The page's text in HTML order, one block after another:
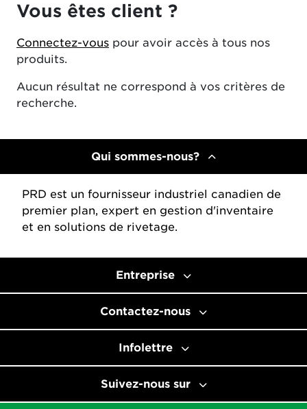
Vous êtes client ?
Connectez-vous pour avoir accès à tous nos
produits.
Aucun résultat ne correspond à vos critères de
recherche.
Qui sommes-nous?
PRD est un fournisseur industriel canadien de
premier plan, expert en gestion d'inventaire
et en solutions de rivetage.
Entreprise
Contactez-nous
Infolettre
Suivez-nous sur